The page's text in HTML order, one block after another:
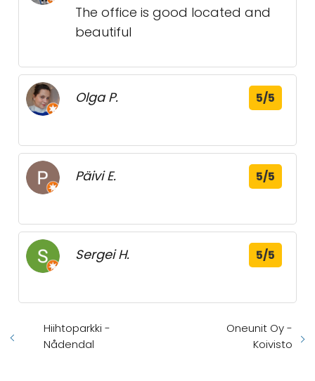
The office is good located and
beautiful
Olga P. 5/5
Päivi E. 5/5
Sergei H. 5/5
Hiihtoparkki -
Nådendal
Oneunit Oy -
Koivisto